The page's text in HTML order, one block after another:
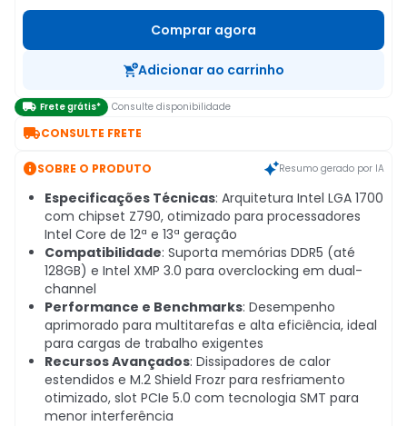
Comprar agora
Adicionar ao carrinho
 Frete grátis* Consulte disponibilidade
CONSULTE FRETE
SOBRE O PRODUTO Resumo gerado por IA
Especificações Técnicas: Arquitetura Intel LGA 1700
com chipset Z790, otimizado para processadores
Intel Core de 12ª e 13ª geração
Compatibilidade: Suporta memórias DDR5 (até
128GB) e Intel XMP 3.0 para overclocking em dual-
channel
Performance e Benchmarks: Desempenho
aprimorado para multitarefas e alta eficiência, ideal
para cargas de trabalho exigentes
Recursos Avançados: Dissipadores de calor
estendidos e M.2 Shield Frozr para resfriamento
otimizado, slot PCIe 5.0 com tecnologia SMT para
menor interferência